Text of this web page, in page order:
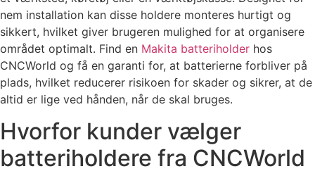
nem installation kan disse holdere monteres hurtigt og
sikkert, hvilket giver brugeren mulighed for at organisere
området optimalt. Find en Makita batteriholder hos
CNCWorld og få en garanti for, at batterierne forbliver på
plads, hvilket reducerer risikoen for skader og sikrer, at de
altid er lige ved hånden, når de skal bruges.
Hvorfor kunder vælger
batteriholdere fra CNCWorld